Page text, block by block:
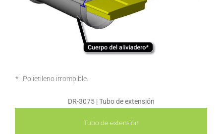
* Polietileno irrompible.
DR-3075 | Tubo de extensión
Tubo de extensión